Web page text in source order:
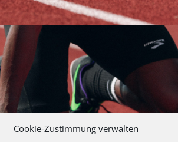
Cookie-Zustimmung verwalten